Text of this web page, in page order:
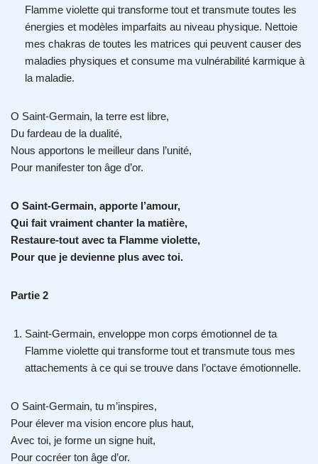
Flamme violette qui transforme tout et transmute toutes les
énergies et modèles imparfaits au niveau physique. Nettoie
mes chakras de toutes les matrices qui peuvent causer des
maladies physiques et consume ma vulnérabilité karmique à
la maladie.
O Saint-Germain, la terre est libre,
Du fardeau de la dualité,
Nous apportons le meilleur dans l’unité,
Pour manifester ton âge d’or.
O Saint-Germain, apporte l’amour,
Qui fait vraiment chanter la matière,
Restaure-tout avec ta Flamme violette,
Pour que je devienne plus avec toi.
Partie 2
Saint-Germain, enveloppe mon corps émotionnel de ta
Flamme violette qui transforme tout et transmute tous mes
attachements à ce qui se trouve dans l’octave émotionnelle.
O Saint-Germain, tu m’inspires,
Pour élever ma vision encore plus haut,
Avec toi, je forme un signe huit,
Pour cocréer ton âge d’or.